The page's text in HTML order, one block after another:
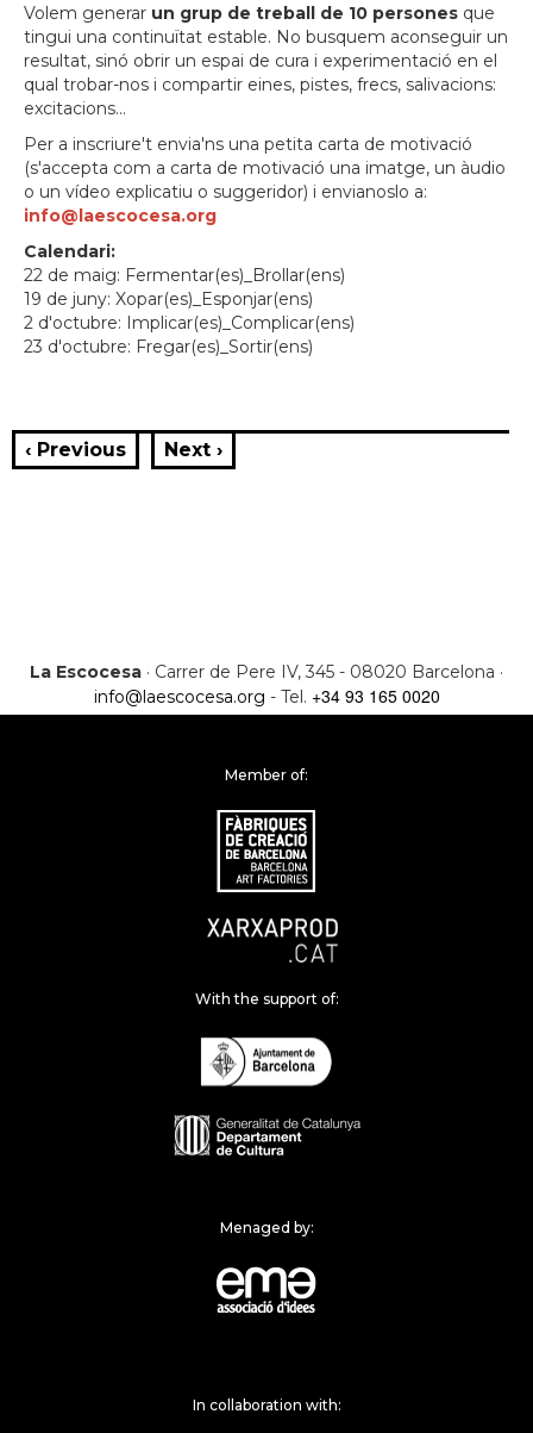
Volem generar un grup de treball de 10 persones que
tingui una continuïtat estable. No busquem aconseguir un
resultat, sinó obrir un espai de cura i experimentació en el
qual trobar-nos i compartir eines, pistes, frecs, salivacions:
excitacions…
Per a inscriure't envia'ns una petita carta de motivació
(s'accepta com a carta de motivació una imatge, un àudio
o un vídeo explicatiu o suggeridor) i envianoslo a:
info@laescocesa.org
Calendari:
22 de maig: Fermentar(es)_Brollar(ens)
19 de juny: Xopar(es)_Esponjar(ens)
2 d'octubre: Implicar(es)_Complicar(ens)
23 d'octubre: Fregar(es)_Sortir(ens)
‹ Previous Next ›
La Escocesa · Carrer de Pere IV, 345 - 08020 Barcelona ·
info@laescocesa.org - Tel. +34 93 165 0020
Member of:
With the support of:
Menaged by:
In collaboration with: